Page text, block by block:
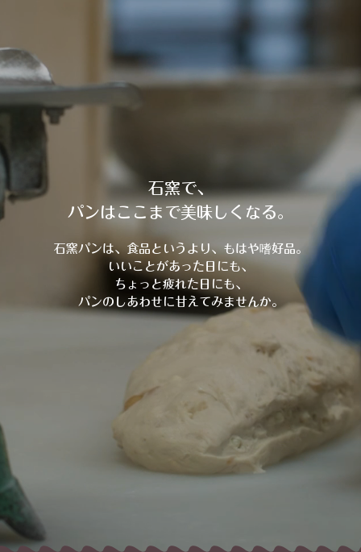
石窯で、
パンはここまで美味しくなる。
石窯パンは、食品というより、もはや嗜好品。
いいことがあった日にも、
ちょっと疲れた日にも、
パンのしあわせに甘えてみませんか。